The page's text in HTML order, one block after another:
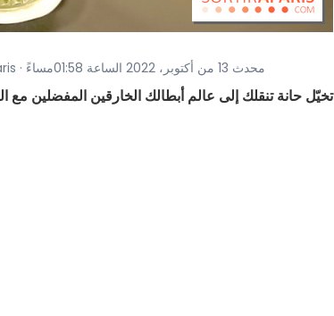
· صور بواسطة Rizhlaine de Sortiraparis · محدث 13 من أكتوبر، 2022 الساعة 01:58مساءً
تخيّل حانة تنقلك إلى عالم أبطالك الخارقين المفضلين